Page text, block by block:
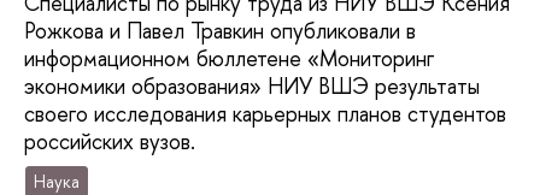
Рожкова и Павел Травкин опубликовали в
информационном бюллетене «Мониторинг
экономики образования» НИУ ВШЭ результаты
своего исследования карьерных планов студентов
российских вузов.
Наука